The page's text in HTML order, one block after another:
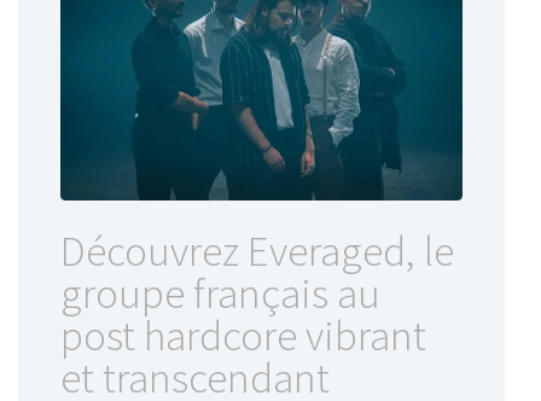
Découvrez Everaged, le
groupe français au
post hardcore vibrant
et transcendant